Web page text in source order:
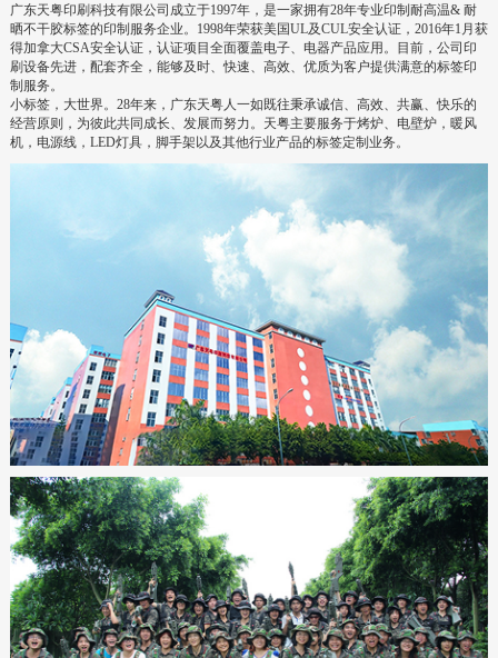
广东天粤印刷科技有限公司成立于1997年，是一家拥有28年专业印制耐高温& 耐
晒不干胶标签的印制服务企业。 1998年荣获美国UL及CUL安全认证， 2016年1 月获
得加拿大CSA安全认证，认证项目全面覆盖电子、电器产品应用。目前，公司印
刷设备先进，配套齐全，能够及时、快速、高效、优质为客户提供满意的标签印
制服务。
小标签，大世界。 28年来，广东天粤人一如既往秉承诚信、高效、共赢、快乐的
经营原则，为彼此共同成长、发展而努力。天粤主要服务于烤炉、电壁炉，暖风
机，电源线， LED灯具，脚手架以及其他行业产品的标签定制业务。